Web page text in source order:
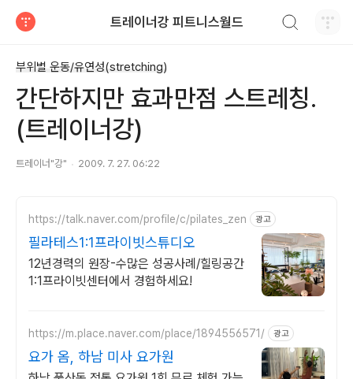
트레이너강 피트니스월드
부위별 운동/유연성(stretching)
간단하지만 효과만점 스트레칭.
(트레이너강)
트레이너"강" 2009. 7. 27. 06:22
https://talk.naver.com/profile/c/pilates_zen 광고
필라테스1:1프라이빗스튜디오
12년경력의 원장-수많은 성공사례/힐링공간
1:1프라이빗센터에서 경험하세요!
https://m.place.naver.com/place/1894556571/ 광고
요가 옴, 하남 미사 요가원